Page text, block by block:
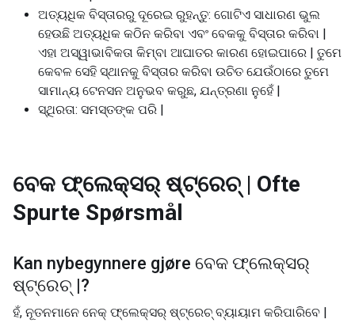
ଅତ୍ୟଧିକ ବିସ୍ତାରରୁ ଦୂରେଇ ରୁହନ୍ତୁ: ଗୋଟିଏ ସାଧାରଣ ଭୁଲ
ହେଉଛି ଅତ୍ୟଧିକ କଠିନ କରିବା ଏବଂ ବେକକୁ ବିସ୍ତାର କରିବା |
ଏହା ଅସ୍ୱାଭାବିକତା କିମ୍ବା ଆଘାତର କାରଣ ହୋଇପାରେ | ତୁମେ
କେବଳ ସେହି ସ୍ଥାନକୁ ବିସ୍ତାର କରିବା ଉଚିତ ଯେଉଁଠାରେ ତୁମେ
ସାମାନ୍ୟ ଟେନସନ ଅନୁଭବ କରୁଛ, ଯନ୍ତ୍ରଣା ନୁହେଁ |
ସ୍ଥିରତା: ସମସ୍ତଙ୍କ ପରି |
ବେକ ଫ୍ଲେକ୍ସର୍ ଷ୍ଟ୍ରେଚ୍ | Ofte
Spurte Spørsmål
Kan nybegynnere gjøre ବେକ ଫ୍ଲେକ୍ସର୍
ଷ୍ଟ୍ରେଚ୍ |?
ହଁ, ନୂତନମାନେ ନେକ୍ ଫ୍ଲେକ୍ସର୍ ଷ୍ଟ୍ରେଚ୍ ବ୍ୟାୟାମ କରିପାରିବେ |